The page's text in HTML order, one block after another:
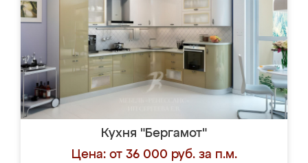
Кухня "Бергамот"
Цена: от 36 000 руб. за п.м.